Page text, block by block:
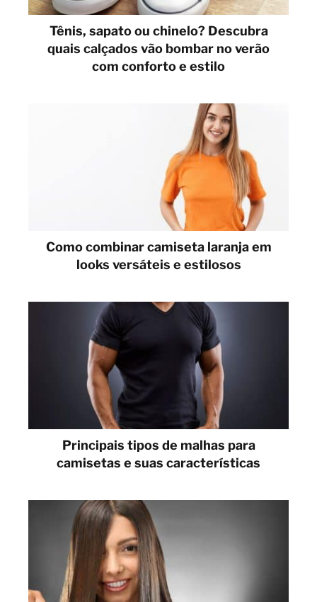
Tênis, sapato ou chinelo? Descubra
quais calçados vão bombar no verão
com conforto e estilo
Como combinar camiseta laranja em
looks versáteis e estilosos
Principais tipos de malhas para
camisetas e suas características